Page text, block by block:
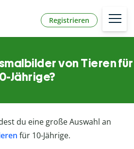
Registrieren
von Tieren für
Jährige?
du eine große Auswahl an
für 10-Jährige.